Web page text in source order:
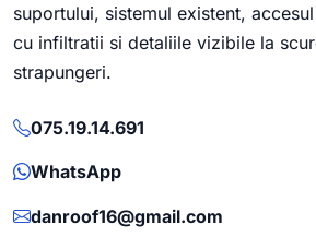
suportului, sistemul existent,
cu infiltratii si detaliile vizibile la
strapungeri.
075.19.14.691
WhatsApp
danroof16@gmail.com